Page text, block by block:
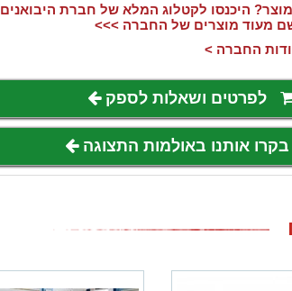
היכנסו לקטלוג המלא של חברת היבואנים
מעוד מוצרים של החברה >>>
החברה >
לפרטים ושאלות לספק
בקרו אותנו באולמות התצוגה